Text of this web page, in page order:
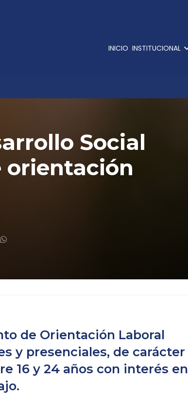
INICIO INSTITUCIONAL
Social
orientación
de Orientación Laboral
y presenciales, de carácter
16 y 24 años con interés en